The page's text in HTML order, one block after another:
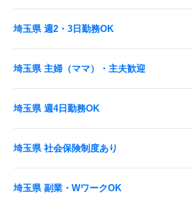
埼玉県 週2・3日勤務OK
埼玉県 主婦（ママ）・主夫歓迎
埼玉県 週4日勤務OK
埼玉県 社会保険制度あり
埼玉県 副業・WワークOK